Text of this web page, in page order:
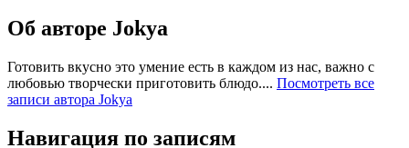
Об авторе Jokya
Готовить вкусно это умение есть в каждом из нас, важно с
любовью творчески приготовить блюдо.... Посмотреть все
записи автора Jokya
Навигация по записям